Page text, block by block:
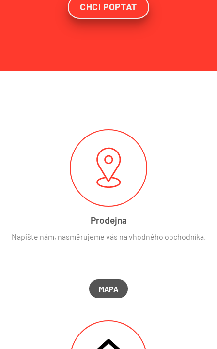
CHCI POPTAT
Prodejna
Napište nám, nasměrujeme vás na vhodného obchodníka.
MAPA